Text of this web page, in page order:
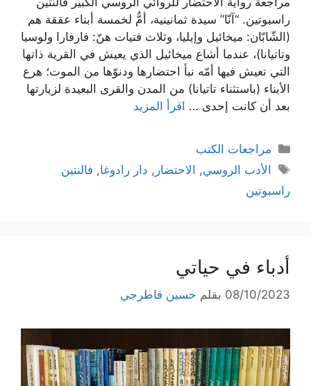
راسبوتين. “آنّا” سيدة ثمانينية، أمٌّ لخمسة أبناء عققة هم
(الشّابّان: ميخائيل وإيليا، وثلاث فتيات هنّ: فارفارا ولوسيا
وتاتيانا)، عندما أشاع ميخائيل الذي يعيش في القرية ذاتها
التي تعيش فيها أمّه نبأ احتضارها ودنوّها من الموت؛ هرع
الأبناء (باستثناء تاتيانا) من المدن والقرى البعيدة لزيارتها
بعد أن كانت إحدى … اقرأ المزيد
التصنيفات
مراجعات الكتب
الوسوم
الأدب الروسي, الاحتضار , دار رادوغا, فالنتين
راسبوتين
أدباء في حياتي
08/10/2023 بقلم حسين قاطرجي